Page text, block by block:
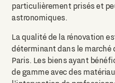
particulièrement prisés et
astronomiques.
La qualité de la rénovation
déterminant dans le marché
Paris. Les biens ayant
de gamme avec des